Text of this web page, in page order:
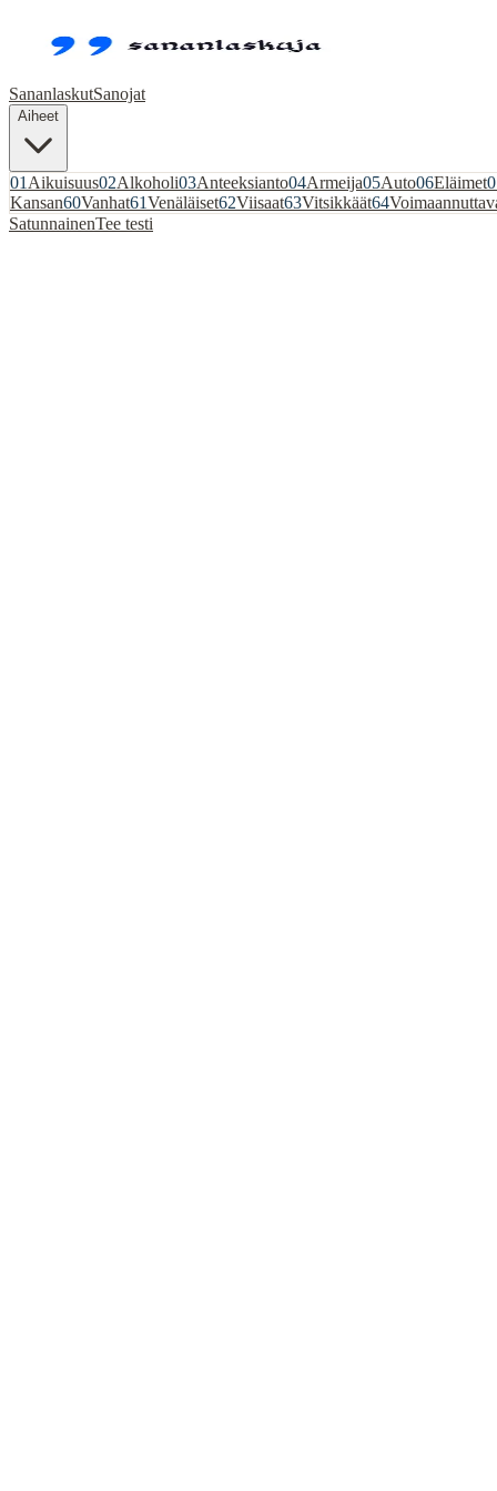
SananlaskutSanojat
Aiheet
01 Aikuisuus02Alkoholi03Anteeksianto04Armeija05Auto06Eläimet
Kansan60Vanhat61Venäläiset62Viisaat63Vitsikkäät64
SatunnainenTee testi